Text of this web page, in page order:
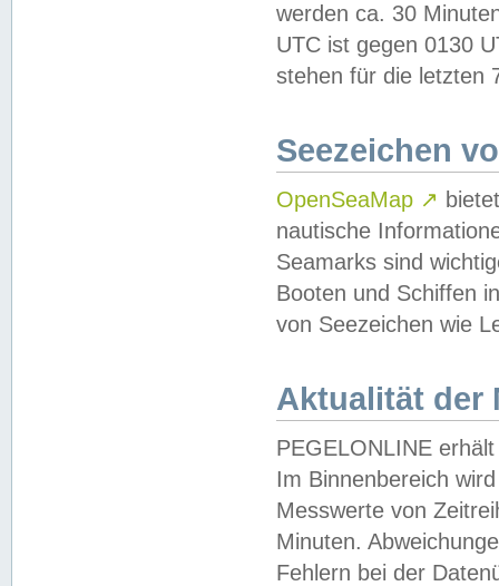
werden ca. 30
UTC ist gegen 0130
stehen für die letzten
Seezeichen
OpenSeaMap ↗
nautische
Seamarks sind
Booten und Schiffen
von Seezeichen wie
Aktualität der
PEGELONLINE
Im Binnenbereich
Messwerte von
Minuten.
Fehlern bei der